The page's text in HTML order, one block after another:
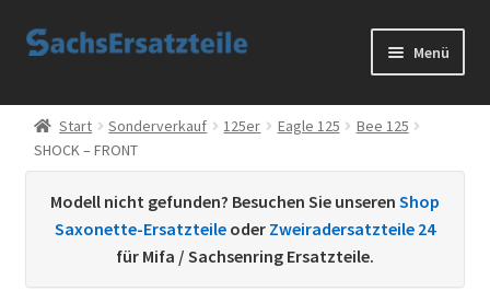
Zur
Zum
Menü
Start
AGB
Datenschutzerklärung
Start Sonderverkauf 125er Eagle 125
Bee 125
SHOCK – FRONT
Modell nicht gefunden? Besuchen Sie unseren Shop
Saxonette-Ersatzteile oder Zweiradersatzteile 24
für Mifa / Sachsenring Ersatzteile.